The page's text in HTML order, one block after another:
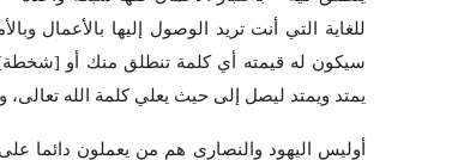
للغاية التي أنت تريد الوصول إليها بالأعمال
سيكون له قيمته أي كلمة تنطلق منك أو
يمتد ويمتد ليصل إلى حيث يعلي كلمة الله تعالى،
أوليس اليهود والنصارى هم من يعملون دائما على